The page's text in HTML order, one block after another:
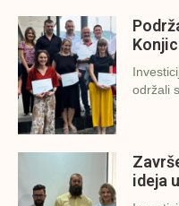
održali
ideja